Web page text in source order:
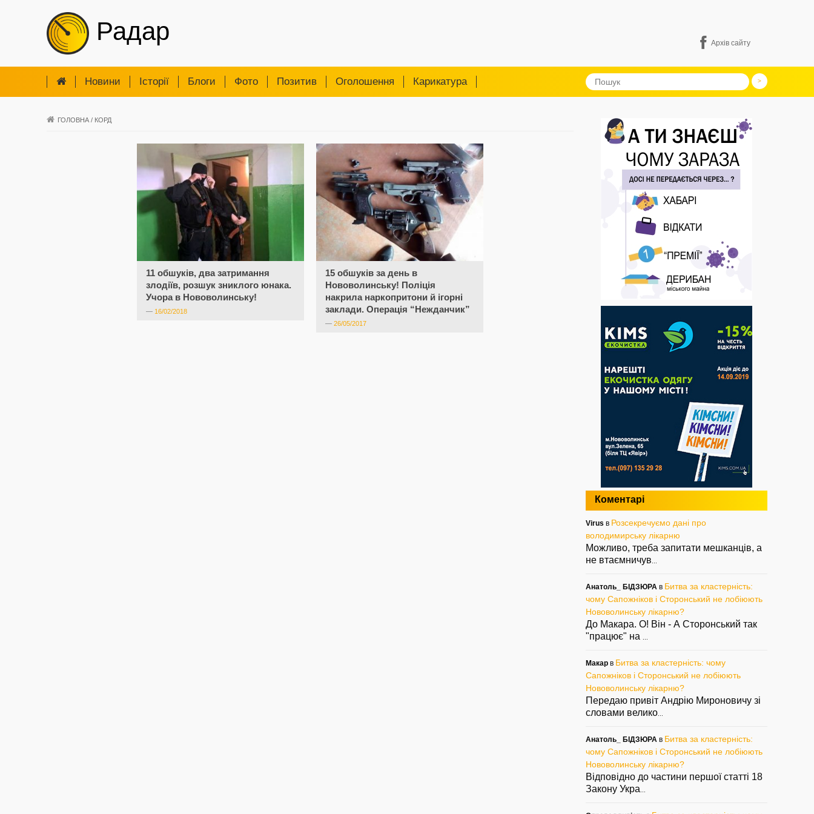
Радар Архів сайту
Новини Iсторії Блоги Фото Позитив Оголошення Карикатура
ГОЛОВНА / КОРД
11 обшуків, два затримання
злодіїв, розшук зниклого юнака.
Учора в Нововолинську!
— 16/02/2018
15 обшуків за день в
Нововолинську! Поліція
накрила наркопритони й ігорні
заклади. Операція “Нежданчик”
— 26/05/2017
Коментарі
Virus в Розсекречуємо дані про
володимирську лікарню
Можливо, треба запитати мешканців, а
не втаємничув
Анатоль_ БІДЗЮРА в Битва за кластерність:
чому Сапожніков і Сторонський не лобіюють
Нововолинську лікарню?
До Макара. О! Він - А Сторонський так
"працює" на
Макар в Битва за кластерність: чому
Сапожніков і Сторонський не лобіюють
Нововолинську лікарню?
Передаю привіт Андрію Мироновичу зі
словами велико
Анатоль_ БІДЗЮРА в Битва за кластерність:
чому Сапожніков і Сторонський не лобіюють
Нововолинську лікарню?
Відповідно до частини першої статті 18
Закону Укра